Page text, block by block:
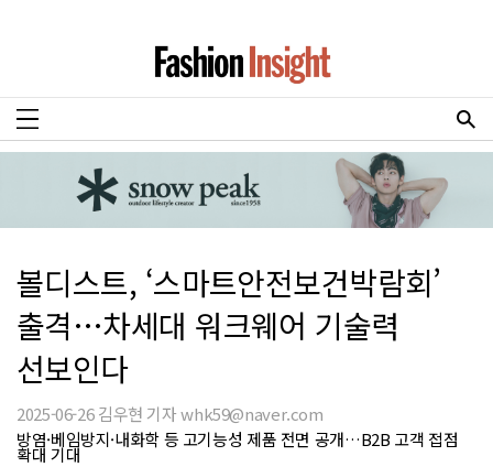
볼디스트, ‘스마트안전보건박람회’
출격…차세대 워크웨어 기술력
선보인다
2025-06-26 김우현 기자 whk59@naver.com
방염·베임방지·내화학 등 고기능성 제품 전면 공개…B2B 고객 접점
확대 기대